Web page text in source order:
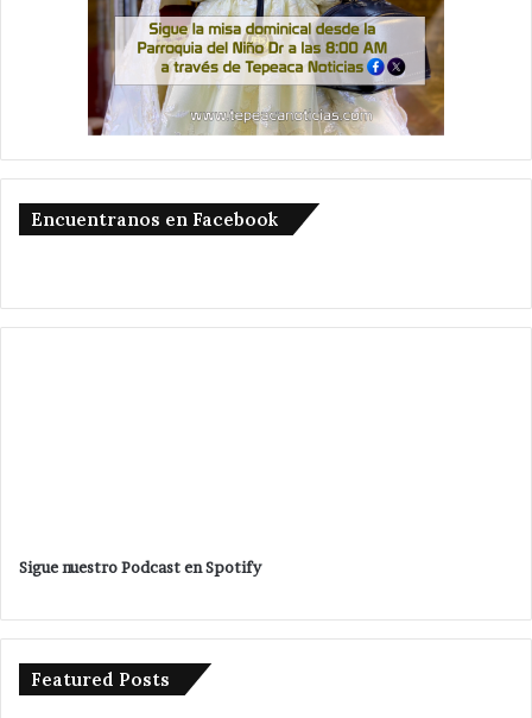
Encuentranos en Facebook
Sigue nuestro Podcast en Spotify
Featured Posts